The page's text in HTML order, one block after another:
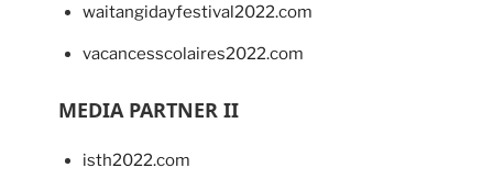
waitangidayfestival2022.com
vacancesscolaires2022.com
MEDIA PARTNER II
isth2022.com